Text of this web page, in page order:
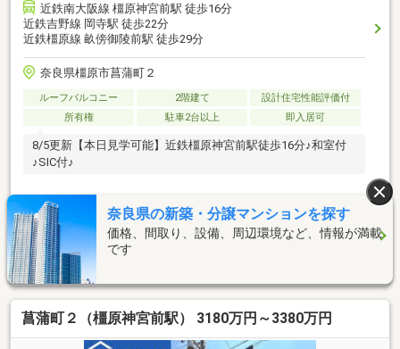
近鉄南大阪線 橿原神宮前駅 徒歩16分
近鉄吉野線 岡寺駅 徒歩22分
近鉄橿原線 畝傍御陵前駅 徒歩29分
奈良県橿原市菖蒲町２
ルーフバルコニー 2階建て
設計住宅性能評価付
所有権
駐車2台以上 即入居可
8/5更新【本日見学可能】近鉄橿原神宮前駅徒歩16分♪和室付
♪SIC付♪
資料をもらう(無料)
菖蒲町２（橿原神宮前駅） 3180万円～3380万円
奈良県の新築・分譲マンションを探す
価格、間取り、設備、周辺環境など、情報が満載
です